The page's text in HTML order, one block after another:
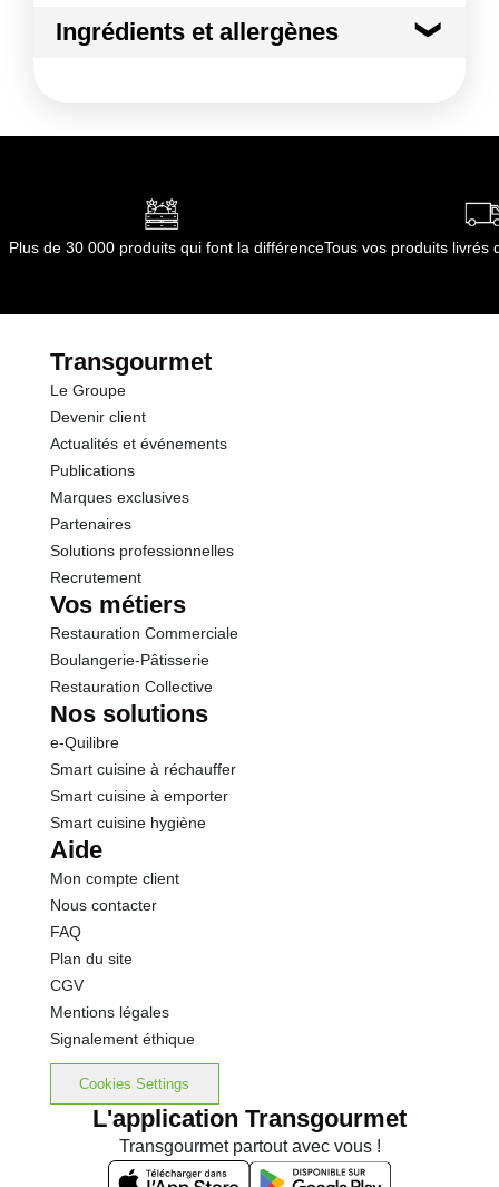
Ingrédients et allergènes
Conformément aux informations transmises
Plus de 30 000 produits qui font la différenceTous vos produits livrés
Transgourmet
Le Groupe
Devenir client
Actualités et événements
Publications
Marques exclusives
Partenaires
Solutions professionnelles
Recrutement
Vos métiers
Restauration Commerciale
Boulangerie-Pâtisserie
Restauration Collective
Nos solutions
e-Quilibre
Smart cuisine à réchauffer
Smart cuisine à emporter
Smart cuisine hygiène
Aide
Mon compte client
Nous contacter
FAQ
Plan du site
CGV
Mentions légales
Signalement éthique
Cookies Settings
L'application Transgourmet
Transgourmet partout avec vous !